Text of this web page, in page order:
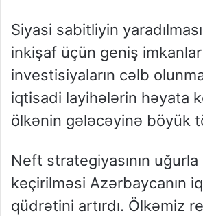
Siyasi sabitliyin
inkişaf üçün geniş imkanlar
investisiyaların cəlb
iqtisadi layihələrin həyata
ölkənin gələcəyinə böyük
Neft strategiyasının
keçirilməsi Azərbaycanın
qüdrətini artırdı. Ölkəmiz